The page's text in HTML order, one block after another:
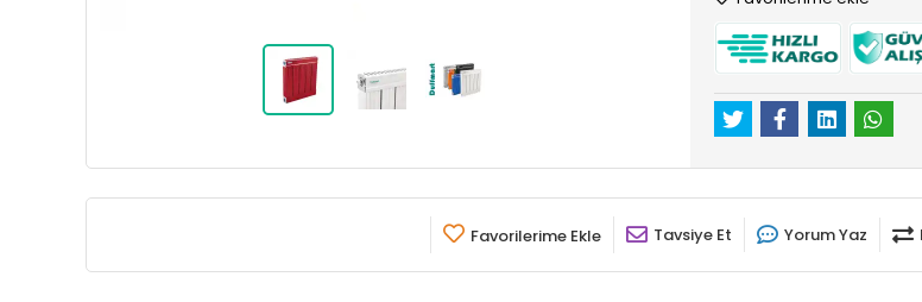
Favorilerime Ekle Tavsiye Et Yorum Yaz